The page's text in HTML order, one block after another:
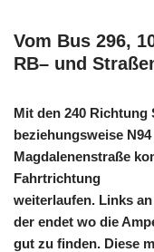
Vom Bus 296,
RB– und
Mit den 240
beziehungsweise
Magdalenenstraße
Fahrtrichtung
weiterlaufen. Links
der endet wo die
gut zu finden. Diese